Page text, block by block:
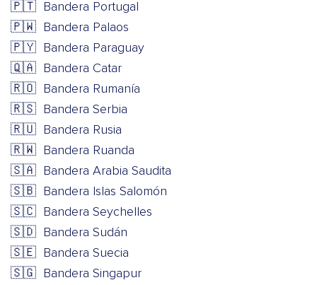
🇵🇹 Bandera Portugal
🇵🇼 Bandera Palaos
🇵🇾 Bandera Paraguay
🇶🇦 Bandera Catar
🇷🇴 Bandera Rumanía
🇷🇸 Bandera Serbia
🇷🇺 Bandera Rusia
🇷🇼 Bandera Ruanda
🇸🇦 Bandera Arabia Saudita
🇸🇧 Bandera Islas Salomón
🇸🇨 Bandera Seychelles
🇸🇩 Bandera Sudán
🇸🇪 Bandera Suecia
🇸🇬 Bandera Singapur